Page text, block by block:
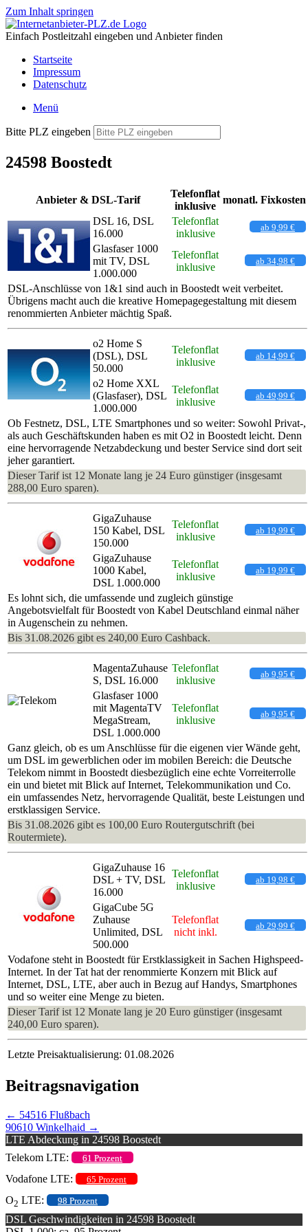
Zum Inhalt springen
Einfach Postleitzahl eingeben und Anbieter finden
Startseite
Impressum
Datenschutz
Menü
Bitte PLZ eingeben
24598 Boostedt
Anbieter & DSL-Tarif
Telefonflat
inklusive
monatl. Fixkosten
DSL 16, DSL
16.000
Telefonflat
inklusive
ab 9,99 €
Glasfaser 1000
mit TV, DSL
1.000.000
Telefonflat
inklusive
ab 34,98 €
DSL-Anschlüsse von 1&1 sind auch in Boostedt weit verbeitet.
Übrigens macht auch die kreative Homepagegestaltung mit diesem
renommierten Anbieter mächtig Spaß.
o2 Home S
(DSL), DSL
50.000
Telefonflat
inklusive
ab 14,99 €
o2 Home XXL
(Glasfaser), DSL
1.000.000
Telefonflat
inklusive
ab 49,99 €
Ob Festnetz, DSL, LTE Smartphones und so weiter: Sowohl Privat-,
als auch Geschäftskunden haben es mit O2 in Boostedt leicht. Denn
eine hervorragende Netzabdeckung und bester Service sind dort seit
jeher garantiert.
Dieser Tarif ist 12 Monate lang je 24 Euro günstiger (insgesamt
288,00 Euro sparen).
GigaZuhause
150 Kabel, DSL
150.000
Telefonflat
inklusive
ab 19,99 €
GigaZuhause
1000 Kabel,
DSL 1.000.000
Telefonflat
inklusive
ab 19,99 €
Es lohnt sich, die umfassende und zugleich günstige
Angebotsvielfalt für Boostedt von Kabel Deutschland einmal näher
in Augenschein zu nehmen.
Bis 31.08.2026 gibt es 240,00 Euro Cashback.
MagentaZuhause
S, DSL 16.000
Telefonflat
inklusive
ab 9,95 €
Glasfaser 1000
mit MagentaTV
MegaStream,
DSL 1.000.000
Telefonflat
inklusive
ab 9,95 €
Ganz gleich, ob es um Anschlüsse für die eigenen vier Wände geht,
um DSL im gewerblichen oder im mobilen Bereich: die Deutsche
Telekom nimmt in Boostedt diesbezüglich eine echte Vorreiterrolle
ein und bietet mit Blick auf Internet, Telekommunikation und Co.
ein umfassendes Netz, hervorragende Qualität, beste Leistungen und
erstklassigen Service.
Bis 31.08.2026 gibt es 100,00 Euro Routergutschrift (bei
Routermiete).
GigaZuhause 16
DSL + TV, DSL
16.000
Telefonflat
inklusive
ab 19,98 €
GigaCube 5G
Zuhause
Unlimited, DSL
500.000
Telefonflat
nicht inkl.
ab 29,99 €
Vodafone steht in Boostedt für Erstklassigkeit in Sachen Highspeed-
Internet. In der Tat hat der renommierte Konzern mit Blick auf
Internet, DSL, LTE, aber auch in Bezug auf Handys, Smartphones
und so weiter eine Menge zu bieten.
Dieser Tarif ist 12 Monate lang je 20 Euro günstiger (insgesamt
240,00 Euro sparen).
Letzte Preisaktualisierung: 01.08.2026
Beitragsnavigation
← 54516 Flußbach
90610 Winkelhaid →
LTE Abdeckung in 24598 Boostedt
Telekom LTE:
61 Prozent
Vodafone LTE: 65 Prozent
O2 LTE: 98 Prozent
DSL Geschwindigkeiten in 24598 Boostedt